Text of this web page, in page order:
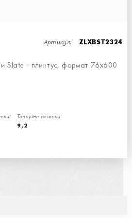
Артикул: ZLXBST2324
Slate - плинтус, формат 76х600
Толщина плитки
9,2